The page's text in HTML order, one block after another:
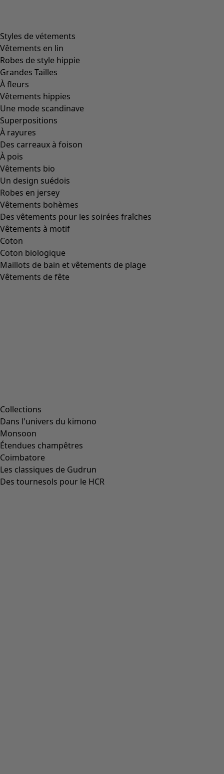
Styles de vétements
Vêtements en lin
Robes de style hippie
Grandes Tailles
À fleurs
Vêtements hippies
Une mode scandinave
Superpositions
À rayures
Des carreaux à foison
À pois
Vêtements bio
Un design suédois
Robes en jersey
Vêtements bohèmes
Des vêtements pour les soirées fraîches
Vêtements à motif
Coton
Coton biologique
Maillots de bain et vêtements de plage
Vêtements de fête
Collections
Dans l'univers du kimono
Monsoon
Étendues champêtres
Coimbatore
Les classiques de Gudrun
Des tournesols pour le HCR